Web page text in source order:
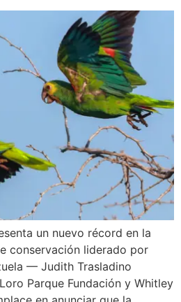
un nuevo récord en la
conservación liderado por
— Judith Trasladino
Parque Fundación y Whitley